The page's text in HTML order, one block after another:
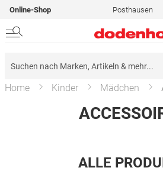
Online-Shop Posthausen
Home Kinder Mädchen
ALLE